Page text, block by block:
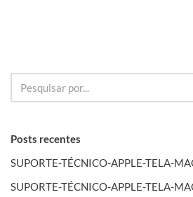
Posts recentes
SUPORTE-TÉCNICO-APPLE-TELA-
SUPORTE-TÉCNICO-APPLE-TELA-